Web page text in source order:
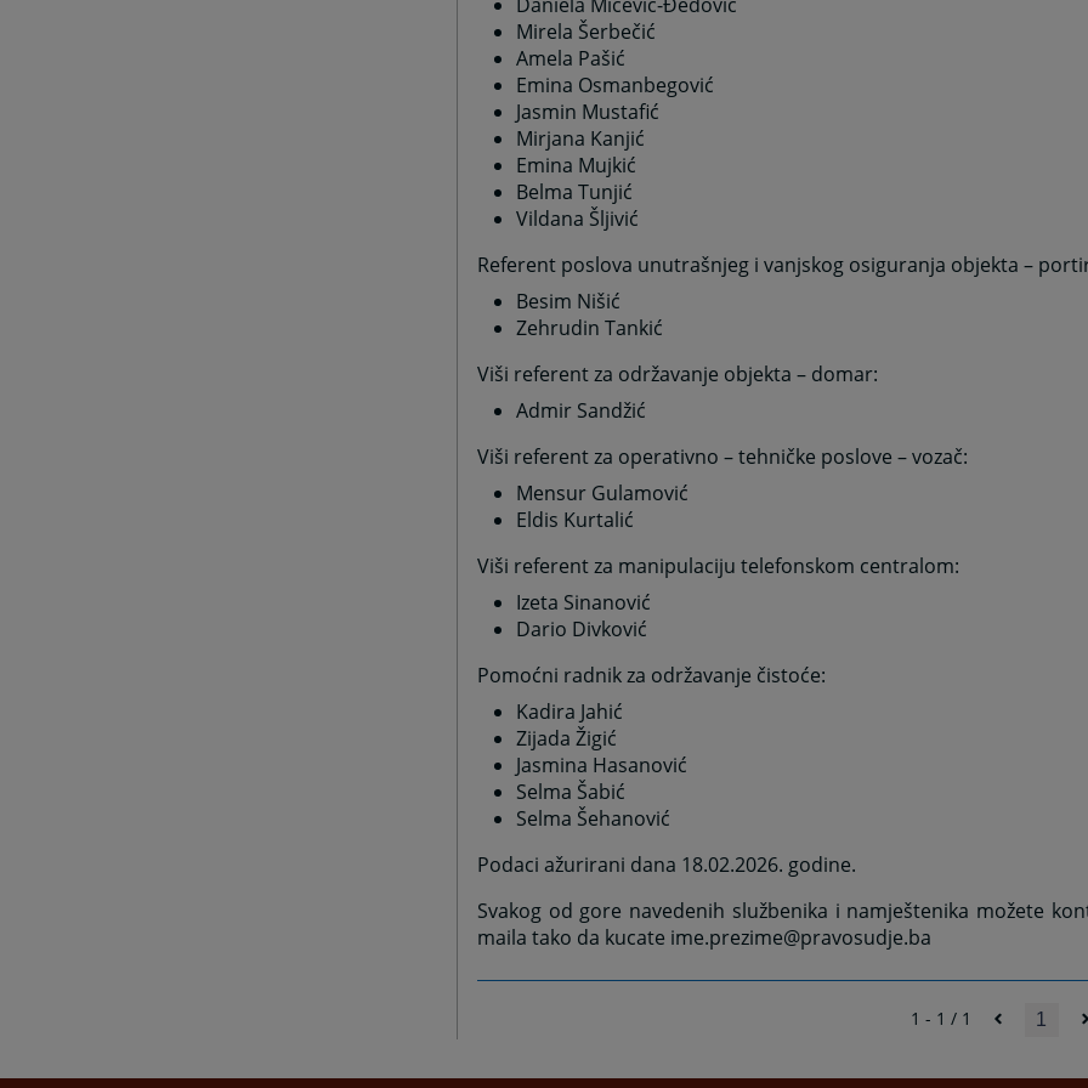
Mirela Šerbečić
Amela Pašić
Emina Osmanbegović
Jasmin Mustafić
Mirjana Kanjić
Emina Mujkić
Belma Tunjić
Vildana Šljivić
Referent poslova unutrašnjeg i vanjskog osiguranja objekta –
Besim Nišić
Zehrudin Tankić
Viši referent za održavanje objekta – domar:
Admir Sandžić
Viši referent za operativno – tehničke poslove – vozač:
Mensur Gulamović
Eldis Kurtalić
Viši referent za manipulaciju telefonskom centralom:
Izeta Sinanović
Dario Divković
Pomoćni radnik za održavanje čistoće:
Kadira Jahić
Zijada Žigić
Jasmina Hasanović
Selma Šabić
Selma Šehanović
Podaci ažurirani dana 18.02.2026. godine.
Svakog od gore navedenih službenika i namještenika možete
maila tako da kucate ime.prezime@pravosudje.ba
1 - 1 / 1 1